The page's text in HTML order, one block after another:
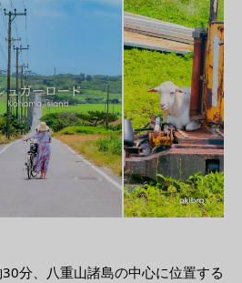
分、八重山諸島の中心に位置する